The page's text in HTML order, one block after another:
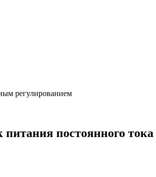
регулированием
постоянного